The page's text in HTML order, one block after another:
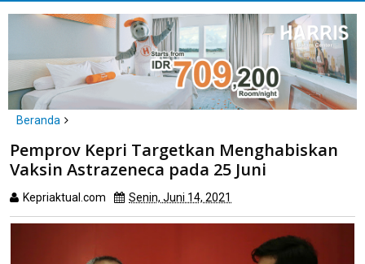
Beranda
tanjungpinang
Pemprov Kepri Targetkan Menghabiskan Vaksin Astrazeneca
Pemprov Kepri Targetkan Menghabiskan
Vaksin Astrazeneca pada 25 Juni
Kepriaktual.com Senin, Juni 14, 2021